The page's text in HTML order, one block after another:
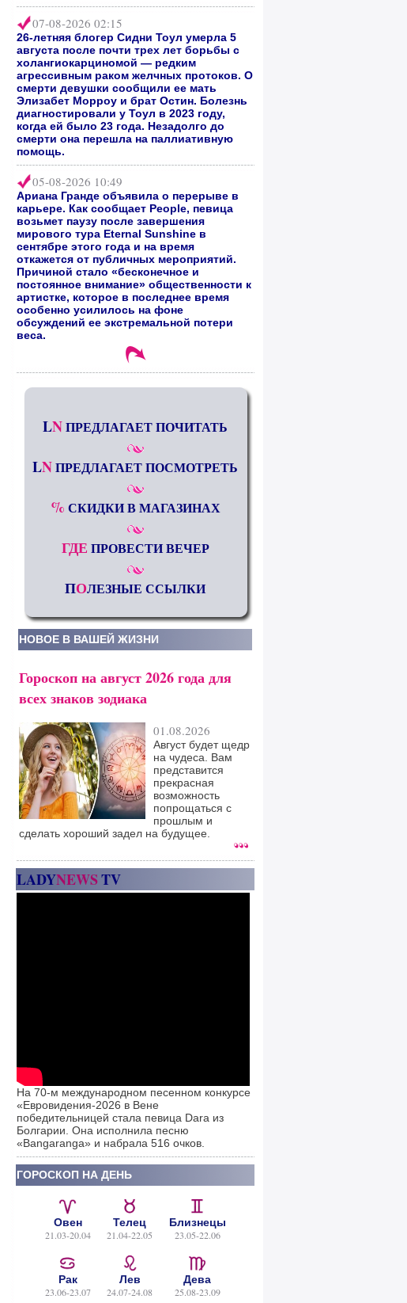
07-08-2026 02:15
26-летняя блогер Сидни Тоул умерла 5
августа после почти трех лет борьбы с
холангиокарциномой — редким
агрессивным раком желчных протоков. О
смерти девушки сообщили ее мать
Элизабет Морроу и брат Остин. Болезнь
диагностировали у Тоул в 2023 году,
когда ей было 23 года. Незадолго до
смерти она перешла на паллиативную
помощь.
05-08-2026 10:49
Ариана Гранде объявила о перерыве в
карьере. Как сообщает People, певица
возьмет паузу после завершения
мирового тура Eternal Sunshine в
сентябре этого года и на время
откажется от публичных мероприятий.
Причиной стало «бесконечное и
постоянное внимание» общественности к
артистке, которое в последнее время
особенно усилилось на фоне
обсуждений ее экстремальной потери
веса.
LNПРЕДЛАГАЕТ ПОЧИТАТЬ
LNПРЕДЛАГАЕТ ПОСМОТРЕТЬ
% СКИДКИ В МАГАЗИНАХ
ГДЕ ПРОВЕСТИ ВЕЧЕР
ПОЛЕЗНЫЕ ССЫЛКИ
НОВОЕ В ВАШЕЙ ЖИЗНИ
Гороскоп на август 2026 года для
всех знаков зодиака
01.08.2026
Август будет щедр
на чудеса. Вам
представится
прекрасная
возможность
попрощаться с
прошлым и
сделать хороший задел на будущее.
LADYNEWSTV
На 70-м международном песенном конкурсе
«Евровидения-2026 в Вене
победительницей стала певица Dara из
Болгарии. Она исполнила песню
«Bangaranga» и набрала 516 очков.
ГОРОСКОП НА ДЕНЬ
Овен
21.03-20.04
Телец
21.04-22.05
Близнецы
23.05-22.06
Рак
23.06-23.07
Лев
24.07-24.08
Дева
25.08-23.09